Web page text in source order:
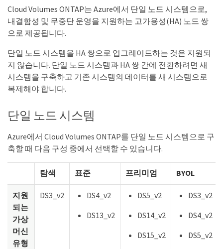
Cloud Volumes ONTAP는 Azure에서 단일 노드 시스템으로,
내결함성 및 무중단 운영을 지원하는 고가용성(HA) 노드 쌍
으로 제공됩니다.
단일 노드 시스템을 HA 쌍으로 업그레이드하는 것은 지원되
지 않습니다. 단일 노드 시스템과 HA 쌍 간에 전환하려면 새
시스템을 구축하고 기존 시스템의 데이터를 새 시스템으로
복제해야 합니다.
단일 노드 시스템
Azure에서 Cloud Volumes ONTAP를 단일 노드 시스템으로 구
축할 때 다음 구성 중에서 선택할 수 있습니다.
탐색 표준 프리미엄 BYOL
지원
되는
가상
머신
유형
DS3_v2
DS4_v2
DS13_v2
DS5_v2
DS14_v2
DS15_v2
DS3_v2
DS4_v2
DS5_v2